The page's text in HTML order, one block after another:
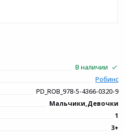
В наличии
Робинс
PD_ROB_978-5-4366-0320-9
Мальчики,Девочки
1
3+